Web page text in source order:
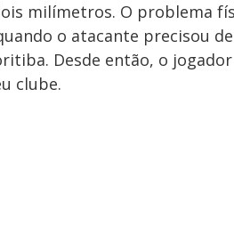
milímetros. O problema
o atacante precisou
Desde então, o
clube.